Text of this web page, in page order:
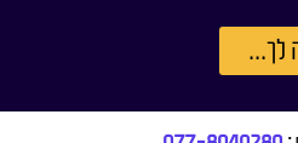
לך...